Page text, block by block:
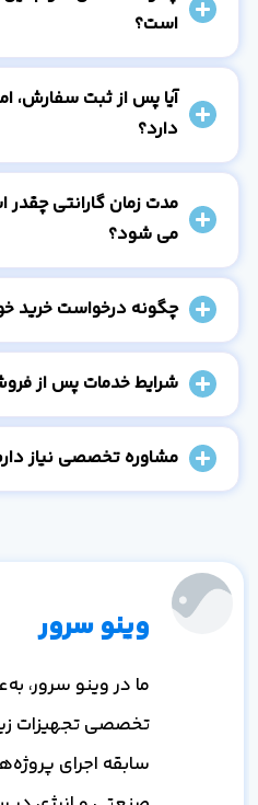
است؟
آیا پس از ثبت سفارش،
دارد؟
مدت زمان گارانتی
می شود؟
چگونه درخواست خرید
شرایط خدمات پس از
مشاوره تخصصی نیاز
وینو سرور
ما در وینو سرور،
تخصصی تجهیزات
سابقه اجرای